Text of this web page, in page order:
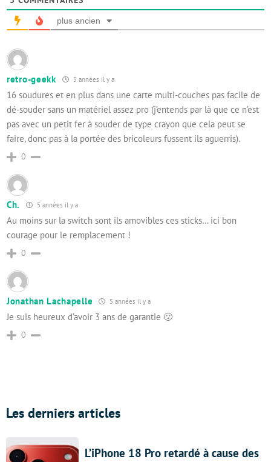
plus ancien
retro-geekk 5 années il y a
16 soudures et en plus dans une carte multi-couches pas facile de
dé-souder sans un matériel assez pro (j’entends par là que ce n’est
pas avec un petit fer à souder de type crayon que cela peut se
faire, donc pas à la portée des bricoleurs fussent ils aguerris).
0
Ch. 5 années il y a
Au moins sur la switch sont ils amovibles ces sticks… ici bon
courage pour le remplacement !
0
Jonathan Lachapelle 5 années il y a
Je suis heureux d’avoir 3 ans de garantie 🙂
0
Les derniers articles
L’iPhone 18 Pro retardé à cause des